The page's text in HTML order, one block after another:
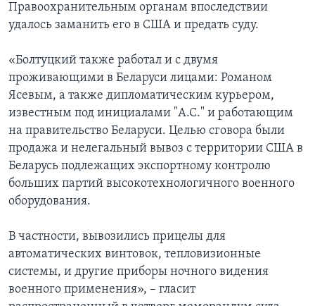
Правоохранительным органам впоследствии
удалось заманить его в США и предать суду.
«Болтуцкий также работал и с двумя
проживающими в Беларуси лицами: Романом
Ясевым, а также дипломатическим курьером,
известным под инициалами "А.С." и работающим
на правительство Беларуси. Целью сговора были
продажа и нелегальный вывоз с территории США в
Беларусь подлежащих экспортному контролю
больших партий высокотехнологичного военного
оборудования.
В частности, вывозились прицелы для
автоматических винтовок, тепловизионные
системы, и другие приборы ночного видения
военного применения», – гласит